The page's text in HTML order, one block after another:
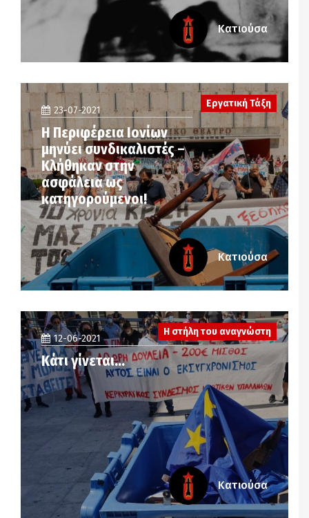
Κατιούσα
23-07-2021
Η Περιφέρεια Ιονίων
μηνύει συνδικαλιστές –
Κλήθηκαν στην
ασφάλεια ως
κατηγορούμενοι!
Εργατική Τάξη
Κατιούσα
12-06-2021
Κάτι γίνεται…
Η στήλη του αναγνώστη
Κατιούσα